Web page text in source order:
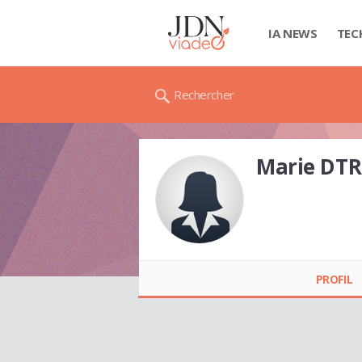
IA NEWS
Rechercher
Marie DTR
PROFIL